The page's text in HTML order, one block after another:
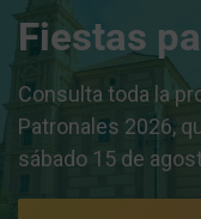
Fiestas
Consulta toda la
Patronales 2026,
sábado 15 de